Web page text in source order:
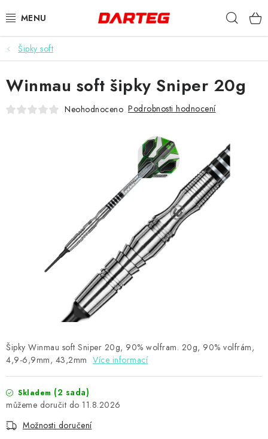
na
ŠIPKY
TERČE
DOPLŇKY K TERČI
PŘÍSLUŠENSTVÍ
TERČE A ŠIPKY
POUZDRA
Kontakty Hodnocení obchodu
Šipky soft
Šipky Winmau soft Sniper 20g, 90% wolfram. 20g, 90% volfrám,
4,9-6,9mm, 43,2mm Více informací
Skladem (2 sada)
11.8.2026
Možnosti doručení
Winmau soft šipky Sniper 20g
Neohodnoceno Podrobnosti hodnocení